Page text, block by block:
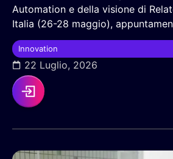
Automation e della visione di
Italia (26-28 maggio),
Innovation
22 Luglio, 2026